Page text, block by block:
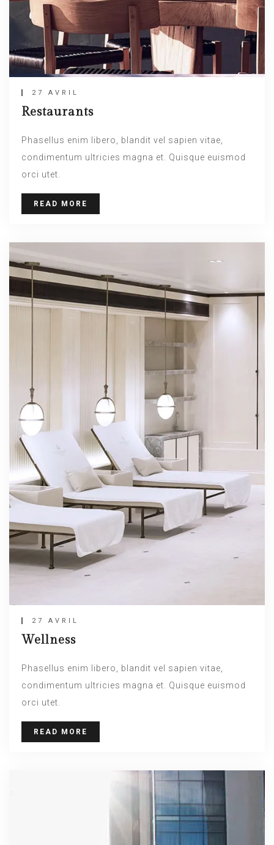
27 AVRIL
Restaurants
Phasellus enim libero, blandit vel sapien vitae,
condimentum ultricies magna et. Quisque euismod
orci utet.
READ MORE
27 AVRIL
Wellness
Phasellus enim libero, blandit vel sapien vitae,
condimentum ultricies magna et. Quisque euismod
orci utet.
READ MORE